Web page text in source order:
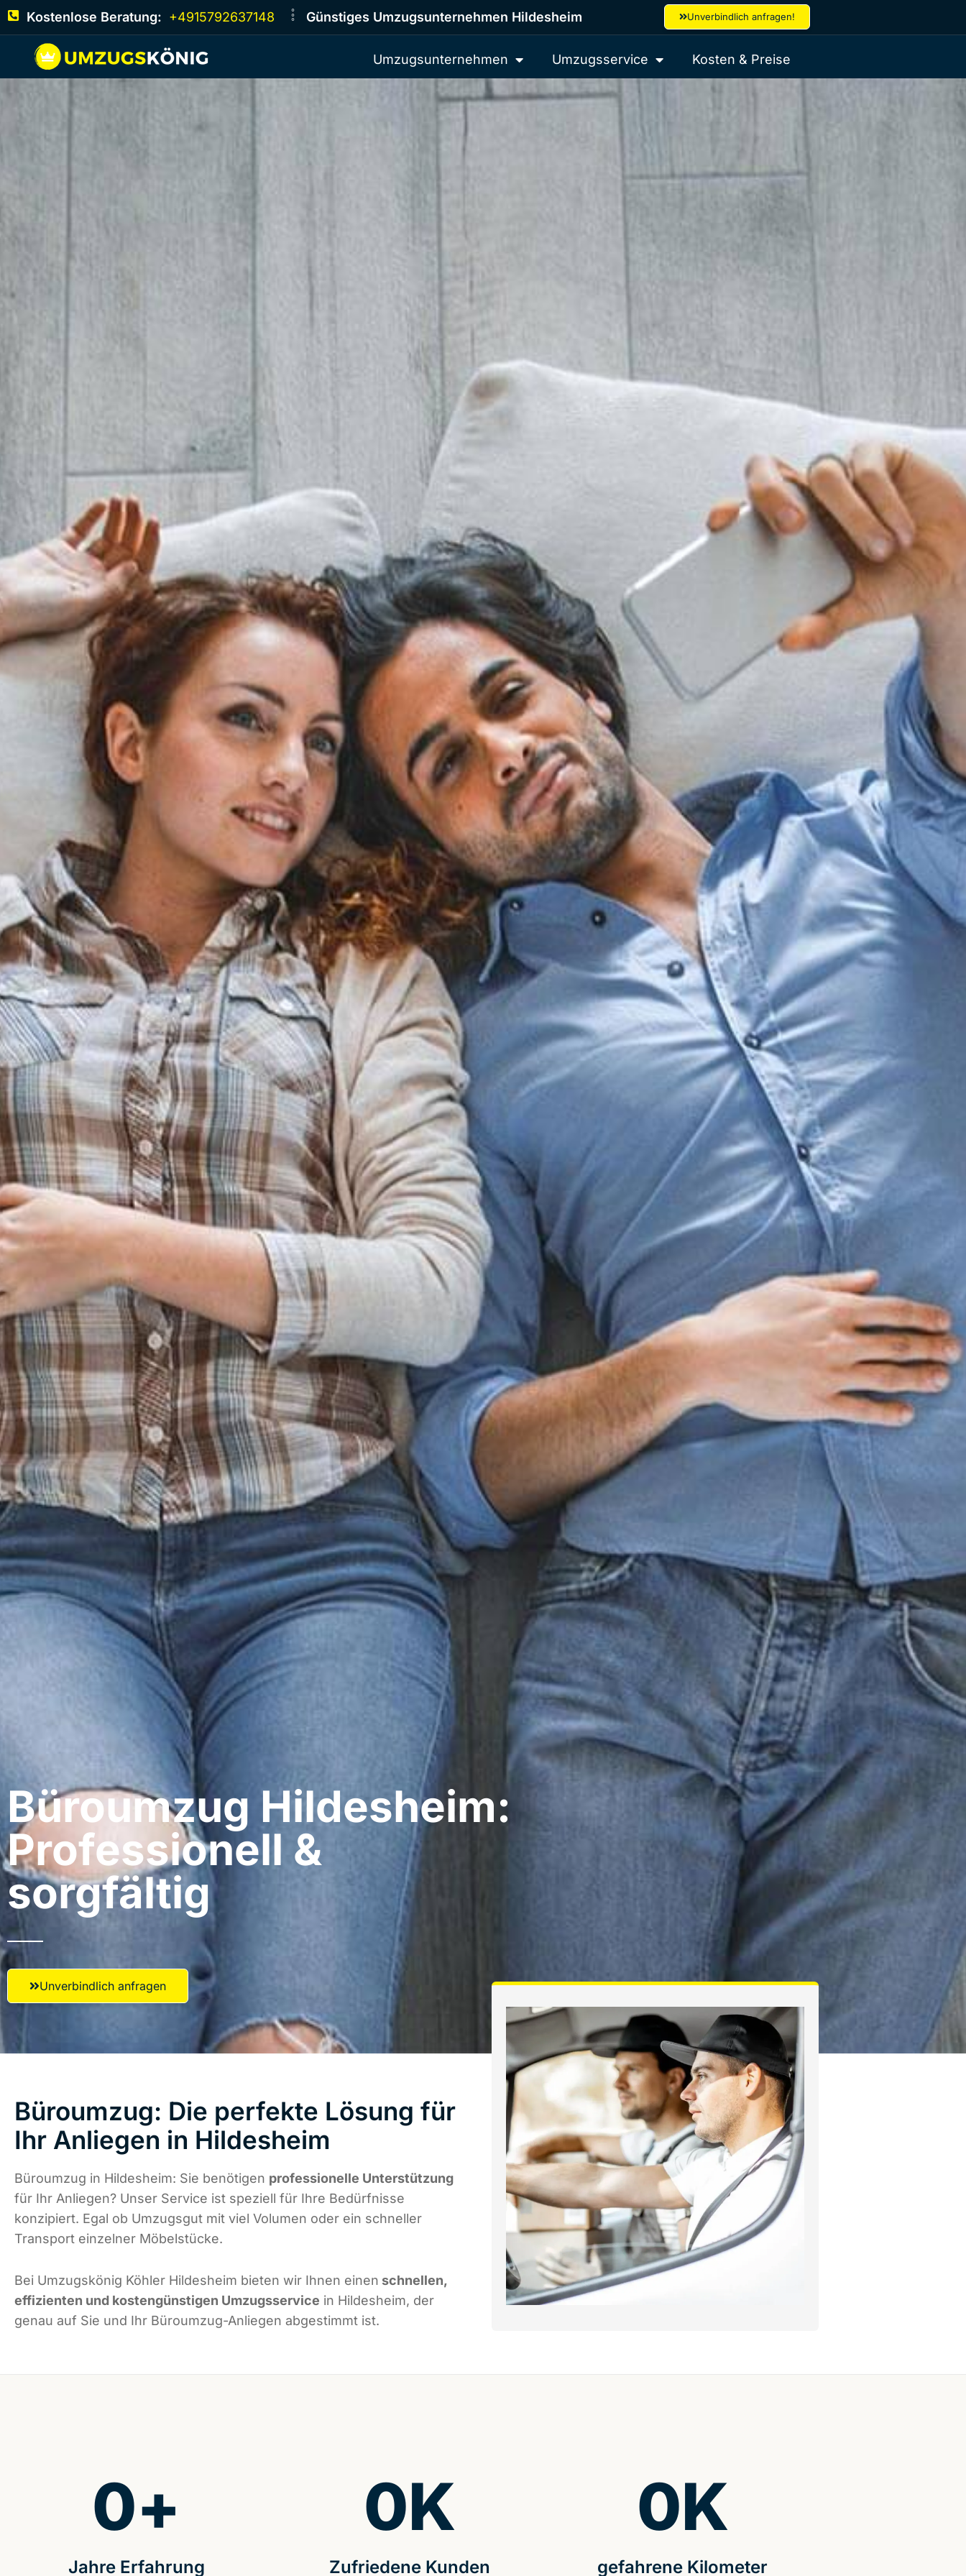
Kostenlose Beratung: +4915792637148 Günstiges Umzugsunternehmen Hildesheim Unverbindlich anfragen!
Umzugsunternehmen Umzugsservice Kosten & Preise
Büroumzug Hildesheim:
Professionell &
sorgfältig
Unverbindlich anfragen
Büroumzug: Die perfekte Lösung für
Ihr Anliegen in Hildesheim
Büroumzug in Hildesheim: Sie benötigen professionelle Unterstützung
für Ihr Anliegen? Unser Service ist speziell für Ihre Bedürfnisse
konzipiert. Egal ob Umzugsgut mit viel Volumen oder ein schneller
Transport einzelner Möbelstücke.
Bei Umzugskönig Köhler Hildesheim bieten wir Ihnen einen schnellen,
effizienten und kostengünstigen Umzugsservice in Hildesheim, der
genau auf Sie und Ihr Büroumzug-Anliegen abgestimmt ist.
Jahre Erfahrung
0+
Zufriedene Kunden
0K
gefahrene Kilometer
0K